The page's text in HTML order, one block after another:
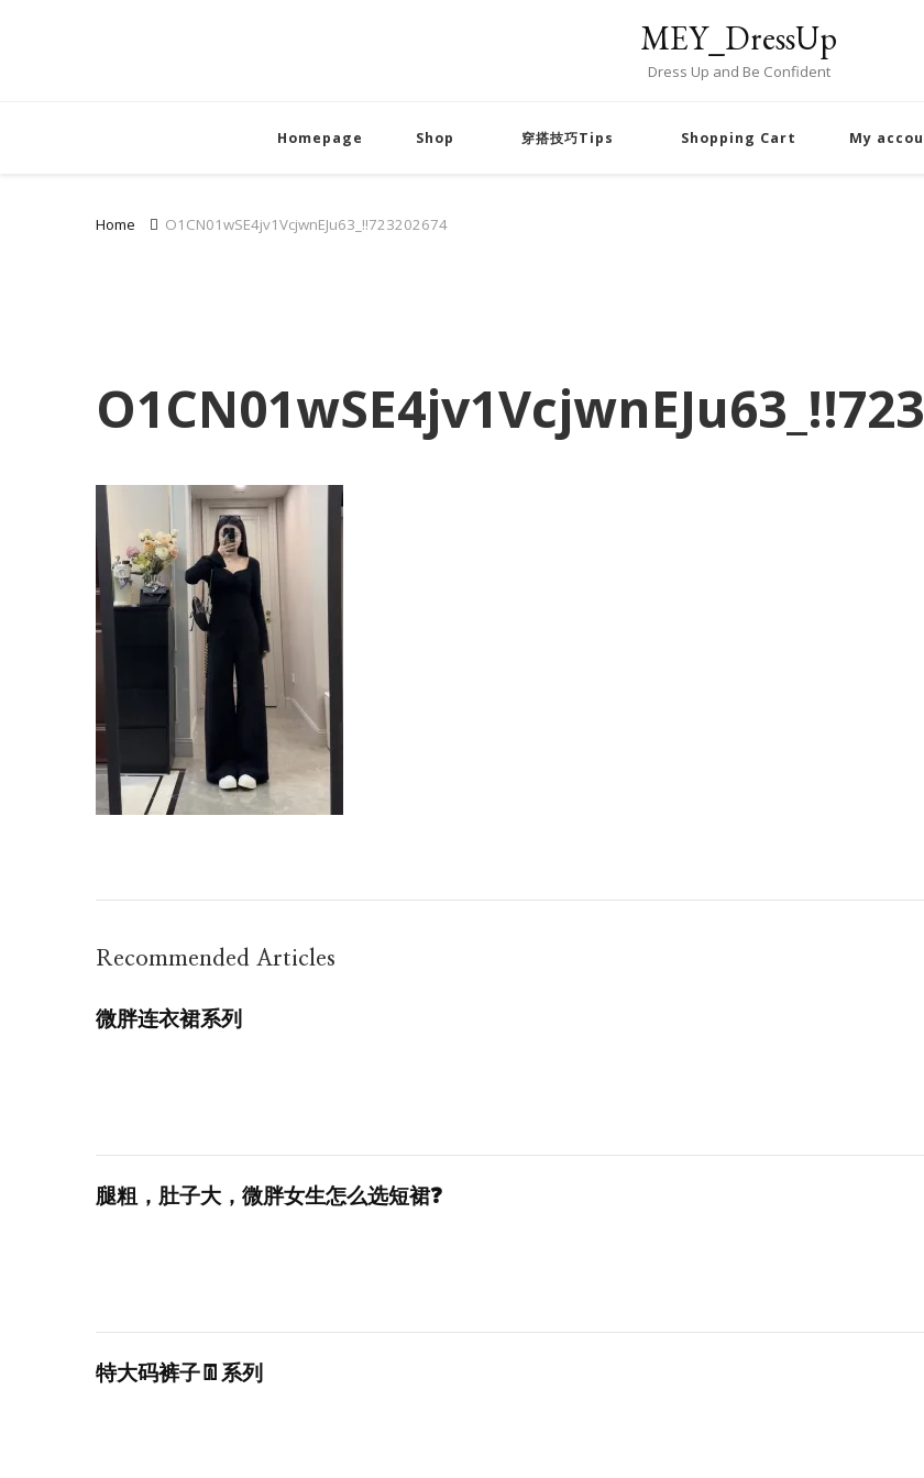
MEY_DressUp
Dress Up and Be Confident
Homepage Shop 穿搭技巧Tips Shopping Cart My
Home O1CN01wSE4jv1VcjwnEJu63_!!723202674
Recommended Articles
微胖连衣裙系列
腿粗，肚子大，微胖女生怎么选短裙❓
特大码裤子👖系列